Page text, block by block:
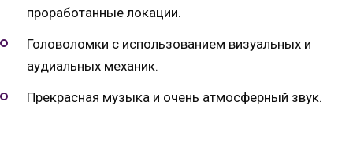
проработанные локации.
Головоломки с использованием визуальных и
аудиальных механик.
Прекрасная музыка и очень атмосферный звук.